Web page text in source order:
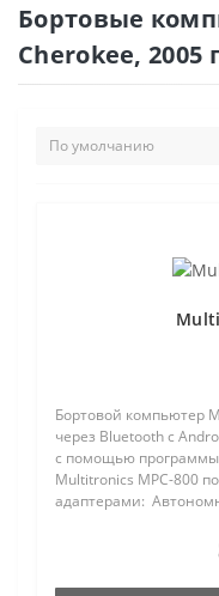
Бортовые
Cherokee, 2005
Бортовой компьютер
через Bluetooth с
с помощью
Multitronics MPC-800
адаптерами: